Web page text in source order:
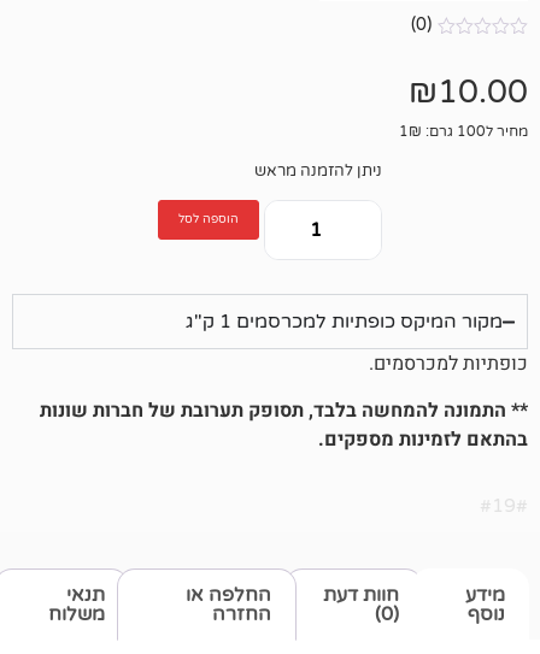
הוספה לסל
למכרסמים 1 ק"ג
בלבד, תסופק תערובת של חברות שונות
מספקים.
תנאי
משלוח
חוות דעת
החלפה או
החזרה